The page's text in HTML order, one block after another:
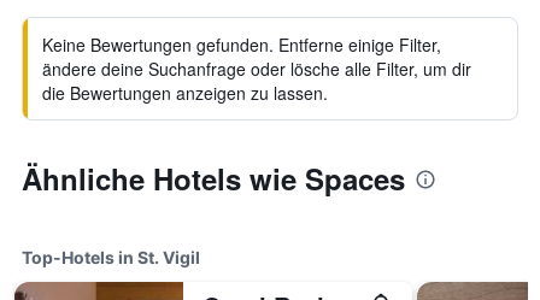
Keine Bewertungen gefunden. Entferne einige Filter,
ändere deine Suchanfrage oder lösche alle Filter, um dir
die Bewertungen anzeigen zu lassen.
Ähnliche Hotels wie Spaces
Top-Hotels in St. Vigil